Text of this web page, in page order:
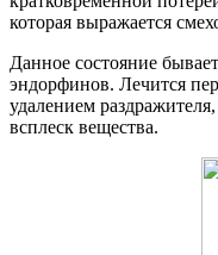
которая выражается
Данное состояние
эндорфинов. Лечится
удалением
всплеск вещества.